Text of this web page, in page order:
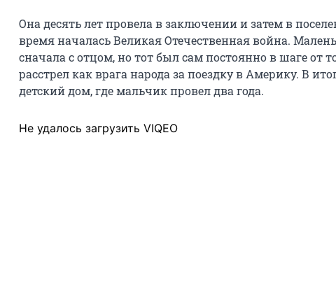
Она десять лет провела в заключении и затем в
время началась Великая Отечественная война.
сначала с отцом, но тот был сам постоянно в шаге от
расстрел как врага народа за поездку в Америку. В
детский дом, где мальчик провел два года.
Не удалось загрузить VIQEO